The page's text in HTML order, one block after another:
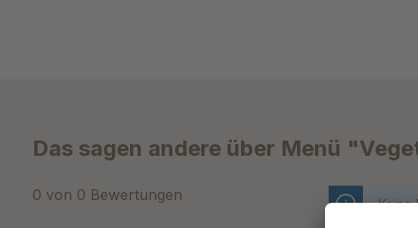
Das sagen andere über Menü
0 von 0 Bewertungen
Keine